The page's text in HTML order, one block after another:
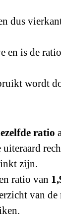
dus
en is de ratio
wordt
ratio
zijn.
ratio van
van